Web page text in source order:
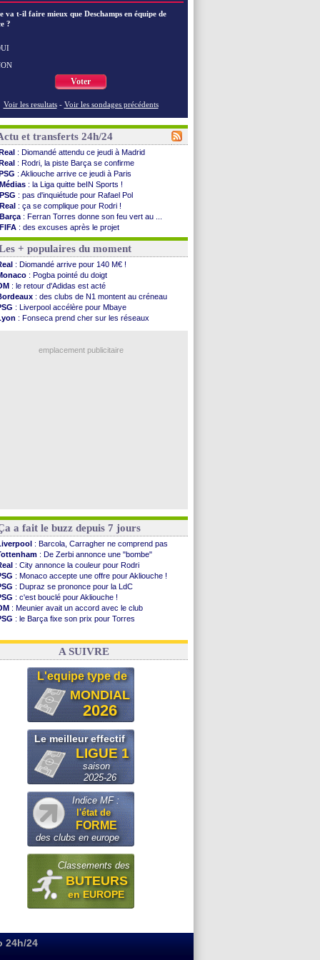
va t-il faire mieux que Deschamps en équipe de
?
Voter
Voir les resultats - Voir les sondages précédents
et transferts 24h/24
: Diomandé attendu ce jeudi à Madrid
: Rodri, la piste Barça se confirme
: Akliouche arrive ce jeudi à Paris
Médias : la Liga quitte beIN Sports !
PSG : pas d'inquiétude pour Rafael Pol
Real : ça se complique pour Rodri !
Barça : Ferran Torres donne son feu vert au ...
FIFA : des excuses après le projet
: c'est fait pour Fekir (officiel)
Real : réponse imminente de Vinicius
Arsenal: Nørgaard transféré à Everton (off.)
Al-Ahli: Deschamps a discuté !
PSG: Luis Enrique satisfait malgré tout
: Pogba pointé du doigt
: Zabiri n'est pas fan de la L1
: une offre de Fulham pour Aït Boudlal
: Thomasson et Cresswell réconciliés
: Arsenal s'incline face au Real Betis
+ populaires du moment
: Diomandé arrive pour 140 M€ !
: Pogba pointé du doigt
: le retour d'Adidas est acté
: des clubs de N1 montent au créneau
: Liverpool accélère pour Mbaye
: Fonseca prend cher sur les réseaux
emplacement publicitaire
a fait le buzz depuis 7 jours
: Barcola, Carragher ne comprend pas
: De Zerbi annonce une "bombe"
: City annonce la couleur pour Rodri
: Monaco accepte une offre pour Akliouche !
: Dupraz se prononce pour la LdC
: c'est bouclé pour Akliouche !
: Meunier avait un accord avec le club
: le Barça fixe son prix pour Torres
: Infantino sollicite Trump
A SUIVRE
L'equipe type de
MONDIAL
2026
Le meilleur effectif
LIGUE 1
saison
2025-26
Indice MF :
l'état de
FORME
des clubs en europe
Classements des
BUTEURS
en EUROPE
24h/24